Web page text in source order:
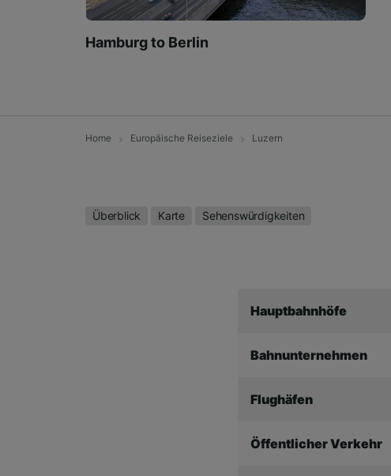
Hamburg to Berlin
Home Europäische Reiseziele Luzern
Überblick Karte Sehenswürdigkeiten
Hauptbahnhöfe
Bahnunternehmen
Flughäfen
Öffentlicher Verkehr